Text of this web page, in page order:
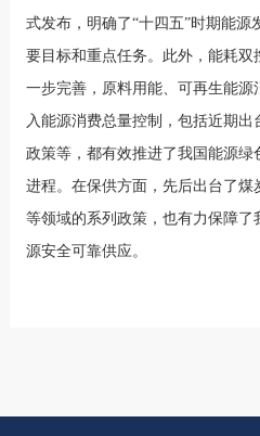
式发布，明确了“十四五”时期能源
要目标和重点任务。此外，能耗双
一步完善，原料用能、可再生能源
入能源消费总量控制，包括近期出
政策等，都有效推进了我国能源绿
进程。在保供方面，先后出台了煤
等领域的系列政策，也有力保障了
源安全可靠供应。